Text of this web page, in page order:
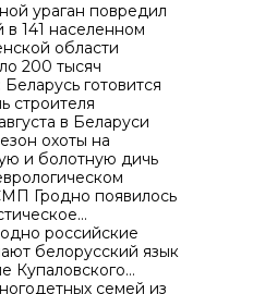
ураган повредил
в 141 населенном
области
200 тысяч
готовится
строителя
в Беларуси
охоты на
и болотную дичь
Гродно появилось
российские
белорусский язык
Купаловского
семей из